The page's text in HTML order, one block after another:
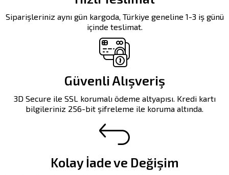
Siparişleriniz aynı gün kargoda, Türkiye geneline 1-3 iş günü
içinde teslimat.
Güvenli Alışveriş
3D Secure ile SSL korumalı ödeme altyapısı. Kredi kartı
bilgileriniz 256-bit şifreleme ile koruma altında.
Kolay İade ve Değişim